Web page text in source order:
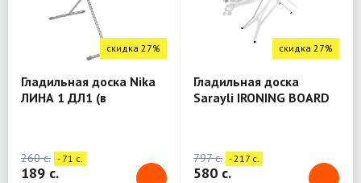
скидка 27%
Гладильная доска Nika
ЛИНА 1 ДЛ1 (в
260 c. - 71 c.
189 c.
скидка 27%
Гладильная доска
Sarayli IRONING BOARD
797 c. - 217 c.
580 c.